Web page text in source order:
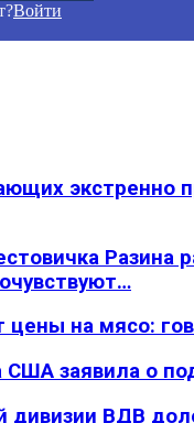
Войти
экстренно
Разина
цены на мясо:
США заявила о
дивизии ВДВ